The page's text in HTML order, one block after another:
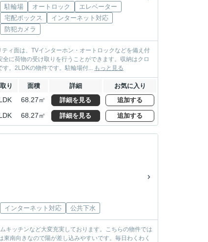
駐輪場 オートロック
エレベーター
宅配ボックス
インターネット対応
防犯カメラ
ィ面は、TVインターホン・オートロックなどを備え付
に荷物の受け取りを行うことができます。収納はクロ
。2LDKの物件です。駐輪場付... もっと見る
り 面積 詳細 お気に入り
68.27㎡ 詳細を見る 追加する
68.27㎡ 詳細を見る 追加する
インターネット対応 公共下水
キッチンなど大変充実しております。こちらの物件では
南向きなので陽が差し込みやすいです。毎日わくわく